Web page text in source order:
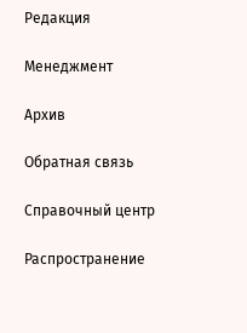
Редакция
Менеджмент
Архив
Обратная связь
Справочный центр
Распространение